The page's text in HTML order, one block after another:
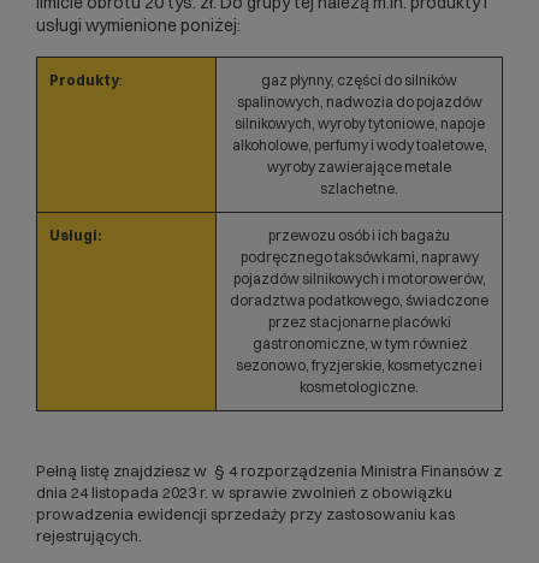
usługi wymienione poniżej:
Produkty:
gaz płynny, części do silników
spalinowych, nadwozia do pojazdów
silnikowych, wyroby tytoniowe, napoje
alkoholowe, perfumy i wody toaletowe,
wyroby zawierające metale
szlachetne.
Usługi:
przewozu osób i ich bagażu
podręcznego taksówkami, naprawy
pojazdów silnikowych i motorowerów,
doradztwa podatkowego, świadczone
przez stacjonarne placówki
gastronomiczne, w tym również
sezonowo, fryzjerskie, kosmetyczne i
kosmetologiczne.
Pełną listę znajdziesz w § 4 rozporządzenia Ministra Finansów z
dnia 24 listopada 2023 r. w sprawie zwolnień z obowiązku
prowadzenia ewidencji sprzedaży przy zastosowaniu kas
rejestrujących.